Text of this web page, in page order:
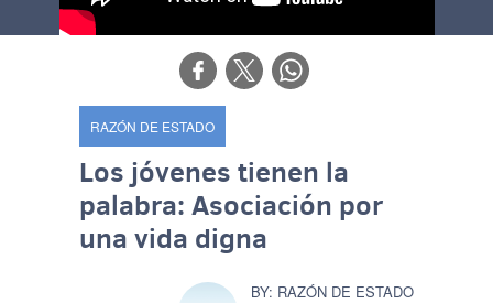
RAZÓN DE ESTADO
Los jóvenes tienen la
palabra: Asociación por
una vida digna
RAZÓN DE ESTADO